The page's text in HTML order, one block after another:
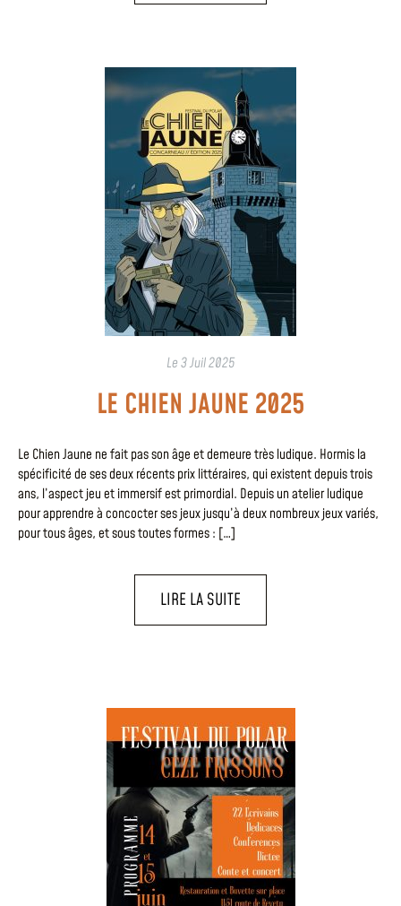
Le3 Juil 2025
LE CHIEN JAUNE 2025
Le Chien Jaune ne fait pas son âge et demeure très ludique. Hormis la
spécificité de ses deux récents prix littéraires, qui existent depuis trois
ans, l’aspect jeu et immersif est primordial. Depuis un atelier ludique
pour apprendre à concocter ses jeux jusqu’à deux nombreux jeux variés,
pour tous âges, et sous toutes formes : […]
LIRE LA SUITE